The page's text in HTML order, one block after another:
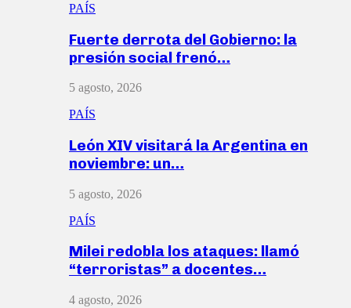
PAÍS
Fuerte derrota del Gobierno: la
presión social frenó…
5 agosto, 2026
PAÍS
León XIV visitará la Argentina en
noviembre: un…
5 agosto, 2026
PAÍS
Milei redobla los ataques: llamó
“terroristas” a docentes…
4 agosto, 2026